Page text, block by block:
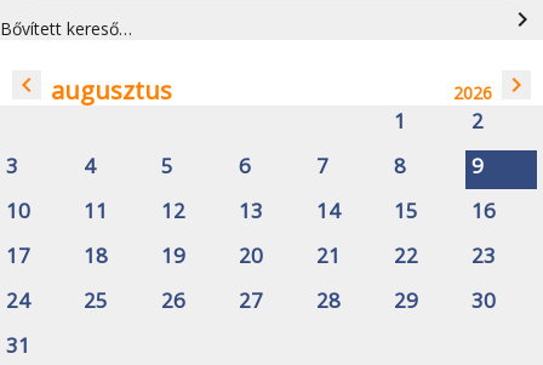
Bővített kereső… navigate_next
navigate_before augusztus 2026 navigate_next
1
2
3
4 5 6 7 8
9
10
11 12 13 14 15
16
17
18 19 20 21 22
23
24
25 26 27 28 29
30
31